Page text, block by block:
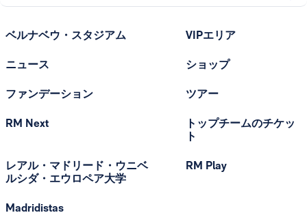
ベルナベウ・スタジアム
ニュース
ファンデーション
RM Next
レアル・マドリード・ウニベ
ルシダ・エウロペア大学
Madridistas
VIPエリア
ショップ
ツアー
トップチームのチケッ
ト
RM Play